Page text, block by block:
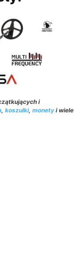
i
, koszulki, monety i wiele